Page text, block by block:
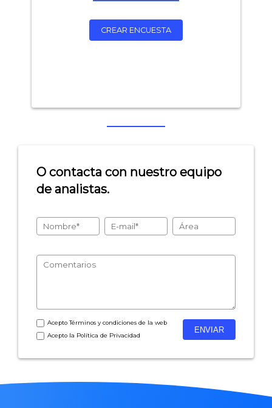
- Encuestas de NPS
- Encuestas de satisfacción de cliente
- Investigación de mercados
CREAR ENCUESTA
O contacta con nuestro equipo
de analistas.
AceptoTérminos y condicionesde la web
Acepto la Política de Privacidad